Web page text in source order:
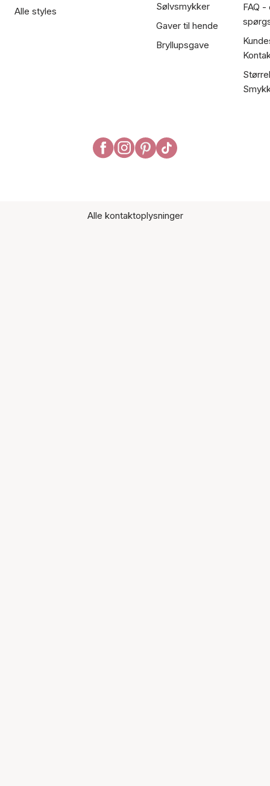
Alle styles
Sølvsmykker
Gaver til hende
Bryllupsgave
FAQ
Alle kontaktoplysninger